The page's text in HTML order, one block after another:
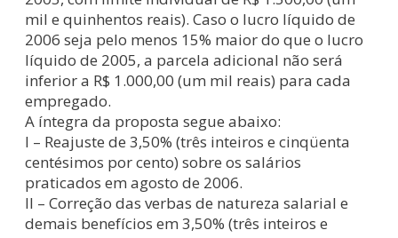
mil e quinhentos reais). Caso o lucro líquido de
2006 seja pelo menos 15% maior do que o lucro
líquido de 2005, a parcela adicional não será
inferior a R$ 1.000,00 (um mil reais) para cada
empregado.
A íntegra da proposta segue abaixo:
I – Reajuste de 3,50% (três inteiros e cinqüenta
centésimos por cento) sobre os salários
praticados em agosto de 2006.
II – Correção das verbas de natureza salarial e
demais benefícios em 3,50% (três inteiros e